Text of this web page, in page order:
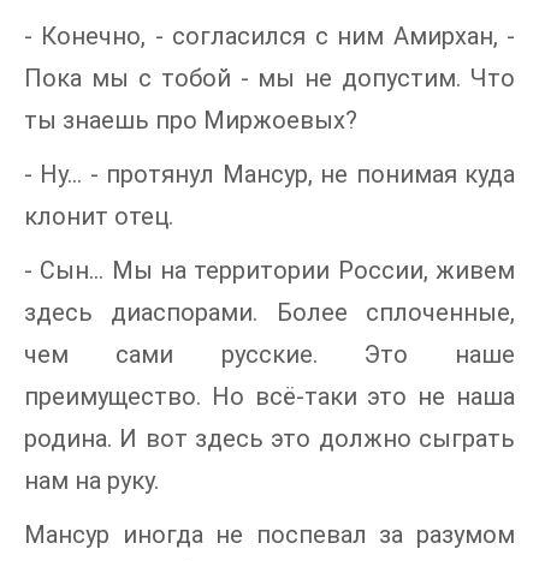
- Конечно, - согласился с ним Амирхан, -
Пока мы с тобой - мы не допустим. Что
ты знаешь про Миржоевых?
- Ну... - протянул Мансур, не понимая куда
клонит отец.
- Сын... Мы на территории России, живем
здесь диаспорами. Более сплоченные,
чем сами русские. Это наше
преимущество. Но всё-таки это не наша
родина. И вот здесь это должно сыграть
нам на руку.
Мансур иногда не поспевал за разумом